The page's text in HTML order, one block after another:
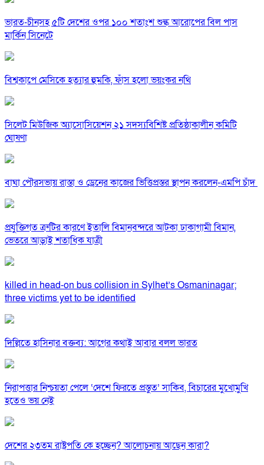
ভারত-চীনসহ ৫টি দেশের ওপর ১০০ শতাংশ শুল্ক আরোপের বিল পাস
মার্কিন সিনেটে
বিশ্বকাপে মেসিকে হত্যার হুমকি, ফাঁস হলো ভয়ংকর নথি
সিলেট মিউজিক অ্যাসোসিয়েশন ২১ সদস্যবিশিষ্ট প্রতিষ্ঠাকালীন কমিটি
ঘোষণা
বাঘা পৌরসভায় রাস্তা ও ড্রেনের কাজের ভিত্তিপ্রস্তর স্থাপন করলেন-এমপি চাঁদ
প্রযুক্তিগত ত্রুটির কারণে ইতালি বিমানবন্দরে আটকা ঢাকাগামী বিমান,
ভেতরে আড়াই শতাধিক যাত্রী
killed in head-on bus collision in Sylhet’s Osmaninagar;
three victims yet to be identified
দিল্লিতে হাসিনার বক্তব্য: আগের কথাই আবার বলল ভারত
নিরাপত্তার নিশ্চয়তা পেলে ‘দেশে ফিরতে প্রস্তুত’ সাকিব, বিচারের মুখোমুখি
হতেও ভয় নেই
দেশের ২৩তম রাষ্ট্রপতি কে হচ্ছেন? আলোচনায় আছেন কারা?